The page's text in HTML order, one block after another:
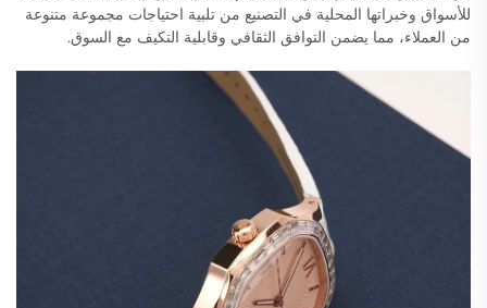
للأسواق وخبراتها المحلية في التصنيع من تلبية احتياجات مجموعة متنوعة
من العملاء، مما يضمن التوافق الثقافي وقابلية التكيف مع السوق.